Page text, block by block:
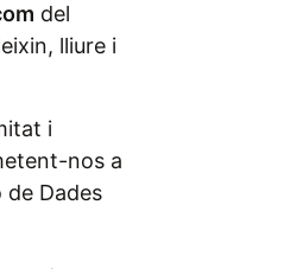
del
lliure i
i
nos a
de Dades